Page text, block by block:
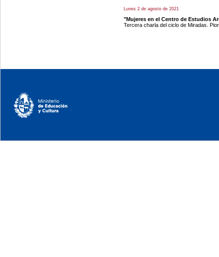
Lunes 2 de agosto de 2021
"Mujeres en el Centro de Estudios
Tercera charla del ciclo de Miradas.